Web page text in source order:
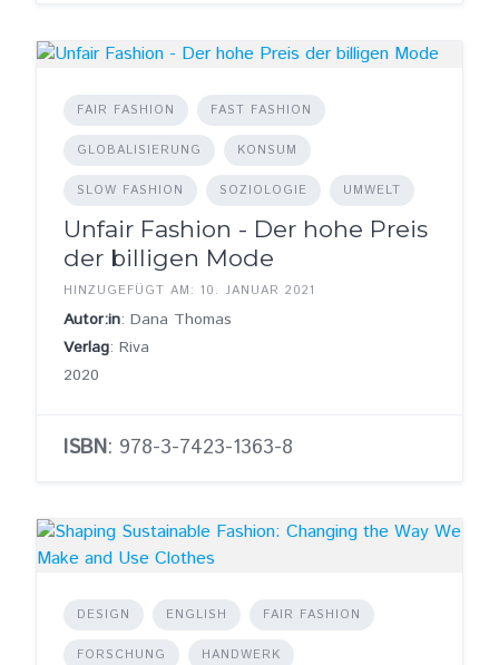
FAIR FASHION FAST FASHION
GLOBALISIERUNG KONSUM
SLOW FASHION SOZIOLOGIE UMWELT
Unfair Fashion - Der hohe Preis
der billigen Mode
HINZUGEFÜGT AM: 10. JANUAR 2021
Autor:in: Dana Thomas
Verlag: Riva
2020
ISBN: 978-3-7423-1363-8
DESIGN ENGLISH FAIR FASHION
FORSCHUNG HANDWERK